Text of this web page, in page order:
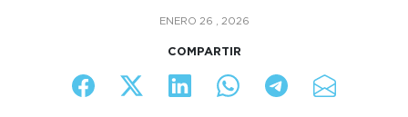
ENERO 26 , 2026
COMPARTIR